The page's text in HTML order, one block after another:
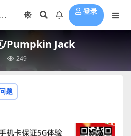
登录
/Pumpkin Jack
249
题